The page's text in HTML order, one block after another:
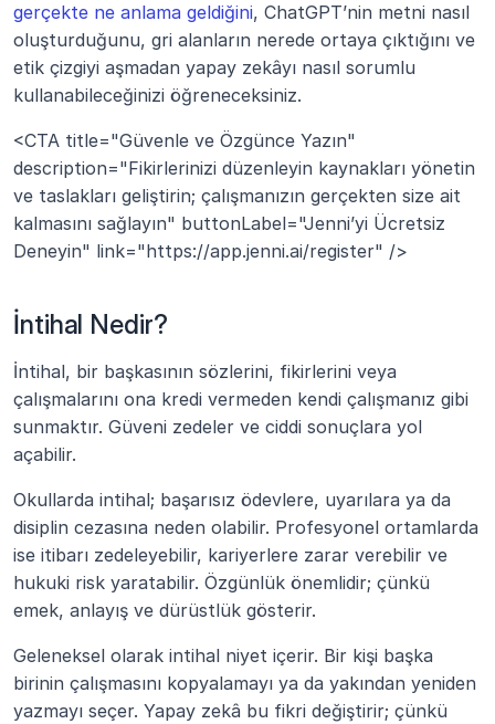
gerçekte ne anlama geldiğini, ChatGPT’nin metni nasıl
oluşturduğunu, gri alanların nerede ortaya çıktığını ve
etik çizgiyi aşmadan yapay zekâyı nasıl sorumlu
kullanabileceğinizi öğreneceksiniz.
<CTA title="Güvenle ve Özgünce Yazın"
description="Fikirlerinizi düzenleyin kaynakları yönetin
ve taslakları geliştirin; çalışmanızın gerçekten size ait
kalmasını sağlayın" buttonLabel="Jenni’yi Ücretsiz
Deneyin" link="https://app.jenni.ai/register" />
İntihal Nedir?
İntihal, bir başkasının sözlerini, fikirlerini veya
çalışmalarını ona kredi vermeden kendi çalışmanız gibi
sunmaktır. Güveni zedeler ve ciddi sonuçlara yol
açabilir.
Okullarda intihal; başarısız ödevlere, uyarılara ya da
disiplin cezasına neden olabilir. Profesyonel ortamlarda
ise itibarı zedeleyebilir, kariyerlere zarar verebilir ve
hukuki risk yaratabilir. Özgünlük önemlidir; çünkü
emek, anlayış ve dürüstlük gösterir.
Geleneksel olarak intihal niyet içerir. Bir kişi başka
birinin çalışmasını kopyalamayı ya da yakından yeniden
yazmayı seçer. Yapay zekâ bu fikri değiştirir; çünkü